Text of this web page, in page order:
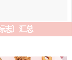
志〕汇总